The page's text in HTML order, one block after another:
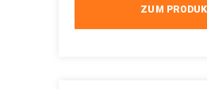
ZUM